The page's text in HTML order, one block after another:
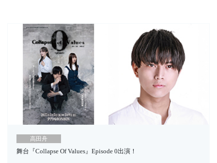
高田舟
舞台『Collapse Of Values』Episode 0出演！